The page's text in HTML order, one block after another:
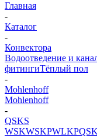
Главная
-
Каталог
-
Конвектора
Водоотведение и
фитингиТёплый пол
-
Mohlenhoff
Mohlenhoff
-
QSKS
WSKWSKPWLKP